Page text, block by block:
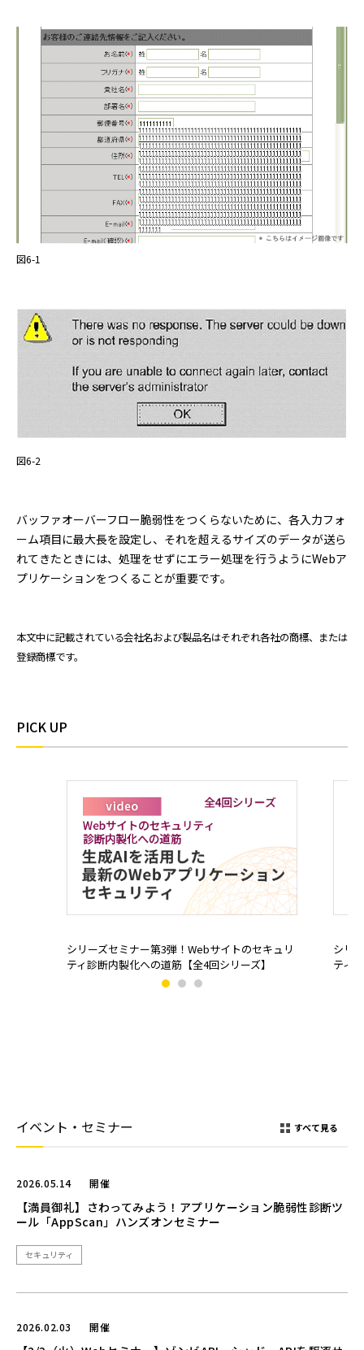
図6-1
図6-2
バッファオーバーフロー脆弱性をつくらないために、各入力フォ
ーム項目に最大長を設定し、それを超えるサイズのデータが送ら
れてきたときには、処理をせずにエラー処理を行うようにWebア
プリケーションをつくることが重要です。
本文中に記載されている会社名および製品名はそれぞれ各社の商標、または
登録商標です。
PICK UP
シリーズセミナー第3弾！Webサイトのセキュリ
ティ診断内製化への道筋【全4回シリーズ】
シリ
ティ
イベント・セミナー
2026.05.14 開催
【満員御礼】さわってみよう！アプリケーション脆弱性診断ツ
ール「AppScan」ハンズオンセミナー
セキュリティ
2026.02.03 開催
すべて見る